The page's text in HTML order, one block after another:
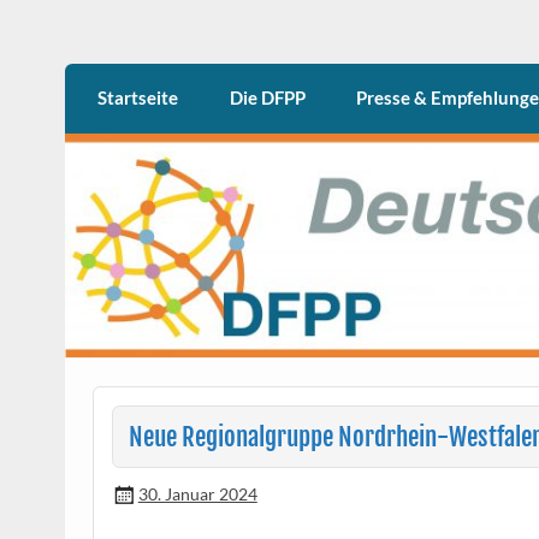
DFPPDeutschen Fachgesellschaft Psychiatrische
Startseite Die DFPP Presse &
Neue Regionalgruppe Nordrhein-
30. Januar 2024